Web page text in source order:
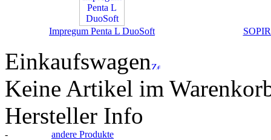
Impregum Penta L DuoSoft
Einkaufswagen
Keine Artikel im
Hersteller Info
- andere Produkte